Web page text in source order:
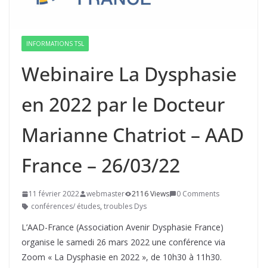
INFORMATIONS TSL
Webinaire La Dysphasie
en 2022 par le Docteur
Marianne Chatriot – AAD
France – 26/03/22
11 février 2022 webmaster 2116 Views
0 Comments
conférences/ études, troubles Dys
L’AAD-France (Association Avenir Dysphasie France)
organise le samedi 26 mars 2022 une conférence via
Zoom « La Dysphasie en 2022 », de 10h30 à 11h30.